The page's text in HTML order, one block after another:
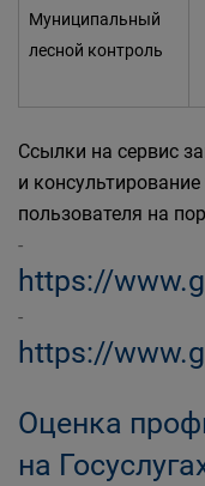
Муниципальный
лесной контроль
Ссылки на сервис
и
пользователя на
-
https://
-
https://
Оценка
на